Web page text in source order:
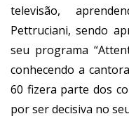
televisão,
Pettruciani, sendo
seu programa
conhecendo a
60 fizera parte dos
por ser decisiva no